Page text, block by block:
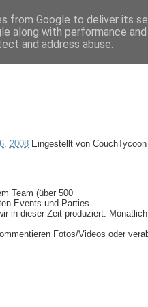
2008 Eingestellt vonCouchTycoon
Team (über 500
Events und Parties.
in dieser Zeit produziert.
Fotos/Videos oder
from Google to deliver its
along with performance
and address abuse.